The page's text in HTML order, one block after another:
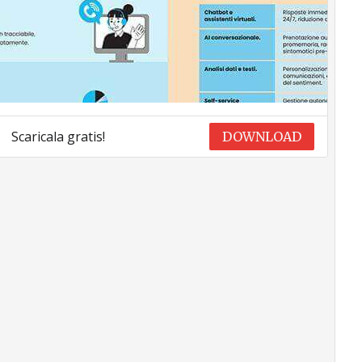
Scaricala gratis! DOWNLOAD